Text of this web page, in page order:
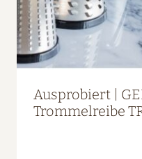
Ausprobiert |
Trommelreibe